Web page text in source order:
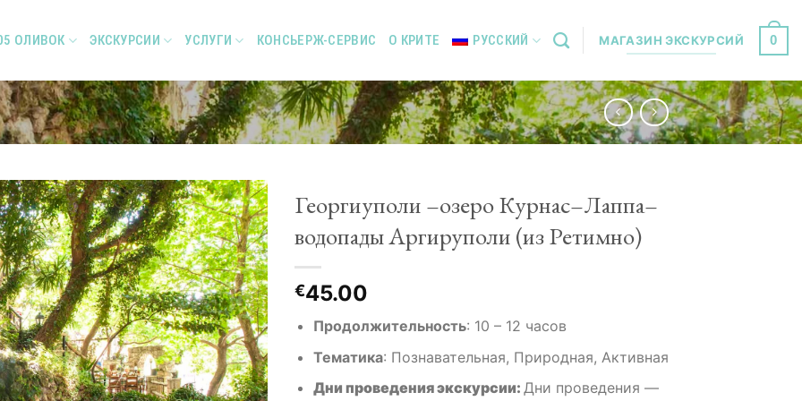
ОЛИВОК ЭКСКУРСИИ УСЛУГИ КОНСЬЕРЖ-СЕРВИС О КРИТЕ РУССКИЙ МАГАЗИН ЭКСКУРСИЙ 0
Add to
Wishlist
Георгиуполи –озеро Курнас–Лаппа–
водопады Аргируполи (из Ретимно)
€45.00
Продолжительность: 10 – 12 часов
Тематика: Познавательная, Природная, Активная
Дни проведения экскурсии: Дни проведения —